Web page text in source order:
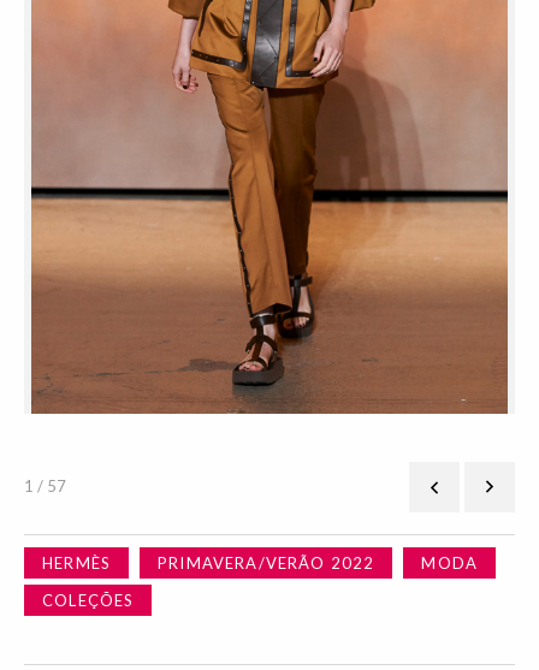
1 / 57
HERMÈS PRIMAVERA/VERÃO 2022
MODA
COLEÇÕES